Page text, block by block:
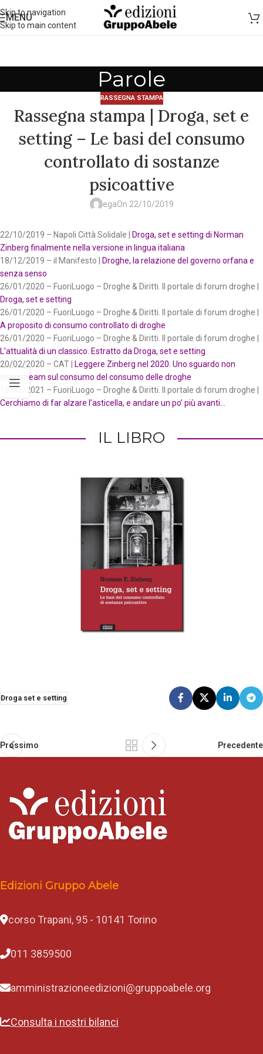
Skip to navigation
Skip to main content
MENU
Parole
RASSEGNA STAMPA
Rassegna stampa | Droga, set e
setting – Le basi del consumo
controllato di sostanze
psicoattive
egaOn 22/10/2019
22/10/2019 – Napoli Città Solidale |
Droga, set e setting di Norman
Zinberg finalmente nella versione in lingua italiana
18/12/2019 – il Manifesto |
Droghe, la relazione del governo orfana e
senza senso
26/01/2020 – FuoriLuogo – Droghe & Diritti. Il portale di forum droghe |
Droga, set e setting
26/01/2020 – FuoriLuogo – Droghe & Diritti. Il portale di forum droghe |
A proposito di consumo controllato di droghe
26/01/2020 – FuoriLuogo – Droghe & Diritti. Il portale di forum droghe |
L’attualità di un classico. Estratto da Droga, set e setting
20/02/2020 – CAT |
Leggere Zinberg nel 2020. Uno sguardo non
mainstream sul consumo del consumo delle droghe
18/05/2021 – FuoriLuogo – Droghe & Diritti. Il portale di forum droghe |
Cerchiamo di far alzare l’asticella, e andare un po’ più avanti…
IL LIBRO
Droga set e setting
Prossimo Precedente
Edizioni Gruppo Abele
corso Trapani, 95 - 10141 Torino
011 3859500
amministrazioneedizioni@gruppoabele.org
Consulta i nostri bilanci